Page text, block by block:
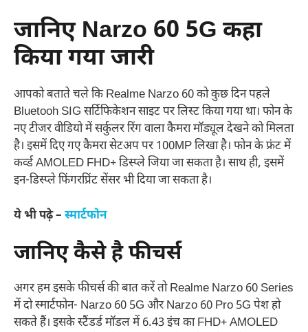
जानिए Narzo 60 5G कहा
किया गया जारी
आपको बताते चले कि Realme Narzo 60 को कुछ दिन पहले
Bluetooh SIG सर्टिफिकेशन साइट पर लिस्ट किया गया था। फोन के
नए टीजर वीडियो में सर्कुलर रिंग वाला कैमरा मॉड्यूल देखने को मिलता
है। इसमें दिए गए कैमरा सेटअप पर 100MP लिखा है। फोन के फ्रंट में
कर्व्ड AMOLED FHD+ डिस्प्ले जिया जा सकता है। साथ ही, इसमें
इन-डिस्प्ले फिंगरप्रिंट सेंसर भी दिया जा सकता है।
ये भी पढ़े – स्मार्टफोन
जानिए कैसे है फीचर्स
अगर हम इसके फीचर्स की बात करें तो Realme Narzo 60 Series
में दो स्मार्टफोन- Narzo 60 5G और Narzo 60 Pro 5G पेश हो
सकते हैं। इसके स्टैंडर्ड मॉडल में 6.43 इंच का FHD+ AMOLED